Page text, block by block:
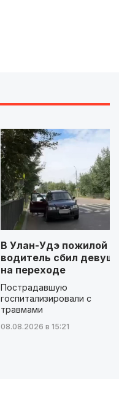
В Улан-Удэ пожилой
водитель сбил
на переходе
Пострадавшую
госпитализировали с
травмами
08.08.2026 в 15:21